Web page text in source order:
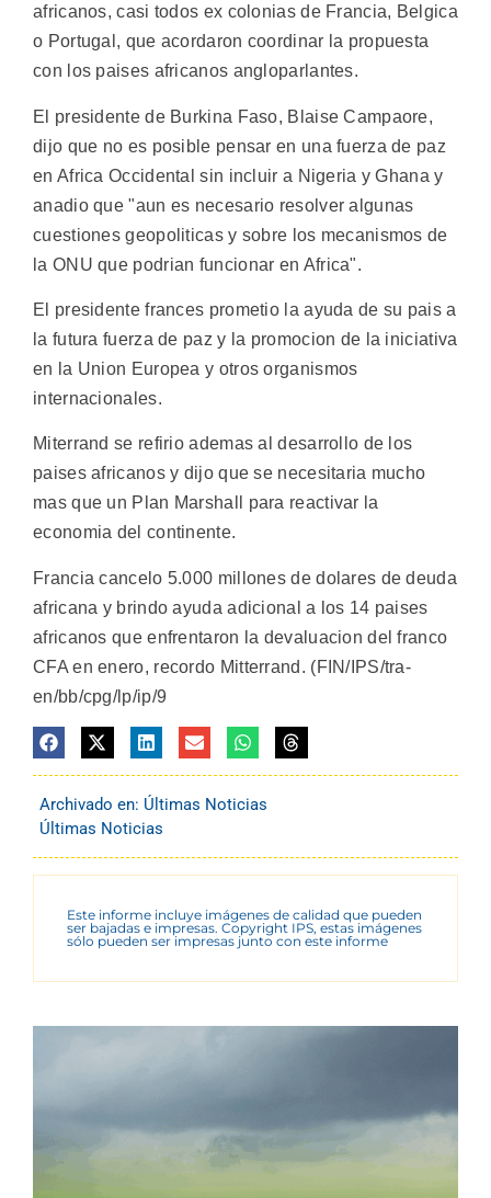
africanos, casi todos ex colonias de Francia, Belgica
o Portugal, que acordaron coordinar la propuesta
con los paises africanos angloparlantes.
El presidente de Burkina Faso, Blaise Campaore,
dijo que no es posible pensar en una fuerza de paz
en Africa Occidental sin incluir a Nigeria y Ghana y
anadio que "aun es necesario resolver algunas
cuestiones geopoliticas y sobre los mecanismos de
la ONU que podrian funcionar en Africa".
El presidente frances prometio la ayuda de su pais a
la futura fuerza de paz y la promocion de la iniciativa
en la Union Europea y otros organismos
internacionales.
Miterrand se refirio ademas al desarrollo de los
paises africanos y dijo que se necesitaria mucho
mas que un Plan Marshall para reactivar la
economia del continente.
Francia cancelo 5.000 millones de dolares de deuda
africana y brindo ayuda adicional a los 14 paises
africanos que enfrentaron la devaluacion del franco
CFA en enero, recordo Mitterrand. (FIN/IPS/tra-
en/bb/cpg/lp/ip/9
Archivado en: Últimas Noticias
Últimas Noticias
Este informe incluye imágenes de calidad que pueden
ser bajadas e impresas. Copyright IPS, estas imágenes
sólo pueden ser impresas junto con este informe